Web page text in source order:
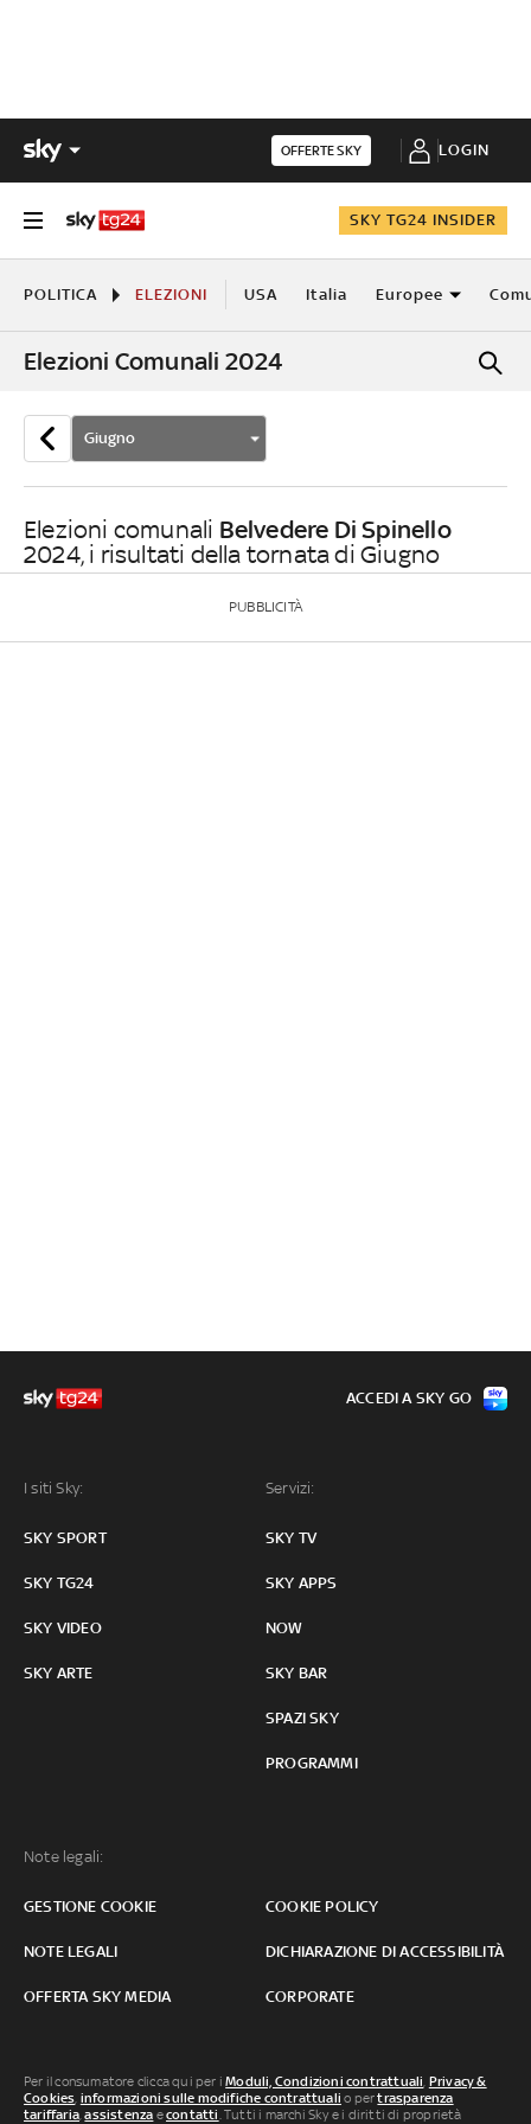
OFFERTE SKY LOGIN
SKY TG24 INSIDER
POLITICA ELEZIONI USA Italia Europee
Elezioni Comunali 2024
Giugno
Elezioni comunali Belvedere Di Spinello
2024, i risultati della tornata di Giugno
PUBBLICITÀ
I siti Sky:
SKY SPORT
SKY TG24
SKY VIDEO
SKY ARTE
Servizi:
SKY TV
SKY APPS
NOW
SKY BAR
SPAZI SKY
PROGRAMMI
Note legali:
GESTIONE COOKIE COOKIE POLICY
NOTE LEGALI DICHIARAZIONE DI ACCESSIBILITÀ
OFFERTA SKY MEDIA CORPORATE
ACCEDI A SKY GO
Per il consumatore clicca qui per iModuli, Condizioni contrattuali, Privacy &
Cookies, informazioni sulle modifiche contrattuali o pertrasparenza
tariffaria,assistenza econtatti. Tutti i marchi Sky e i diritti di proprietà